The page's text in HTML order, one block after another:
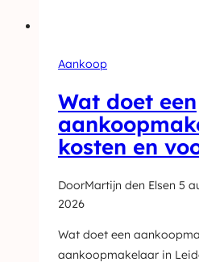
Aankoop
Wat doet een
kosten en
DoorMartijn den Elsen 5
2026
Wat doet een
aankoopmakelaar in